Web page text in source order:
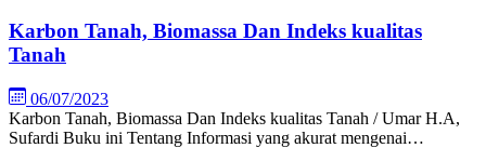
Karbon Tanah, Biomassa Dan Indeks kualitas
Tanah
06/07/2023
Karbon Tanah, Biomassa Dan Indeks kualitas Tanah / Umar H.A,
Sufardi Buku ini Tentang Informasi yang akurat mengenai…